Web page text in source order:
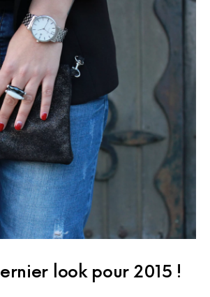
look pour 2015 !